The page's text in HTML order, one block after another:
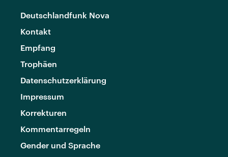
Deutschlandfunk Nova
Kontakt
Empfang
Trophäen
Datenschutzerklärung
Impressum
Korrekturen
Kommentarregeln
Gender und Sprache